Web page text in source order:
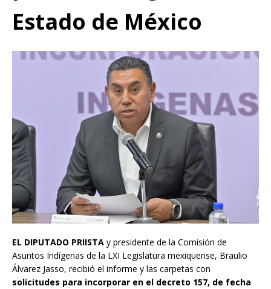
Estado de México
EL DIPUTADO PRIISTA y presidente de la Comisión de
Asuntos Indígenas de la LXI Legislatura mexiquense, Braulio
Álvarez Jasso, recibió el informe y las carpetas con
solicitudes para incorporar en el decreto 157, de fecha